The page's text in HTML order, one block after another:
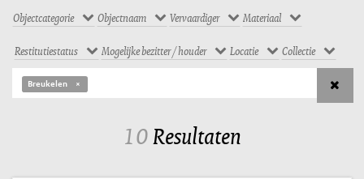
Objectcategorie Objectnaam Vervaardiger Materiaal
Restitutiestatus Mogelijke bezitter / houder Locatie Collectie
Breukelen
10Resultaten